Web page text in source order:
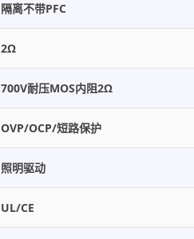
隔离不带PFC
2Ω
700V耐压MOS内阻2Ω
OVP/OCP/短路保护
照明驱动
UL/CE